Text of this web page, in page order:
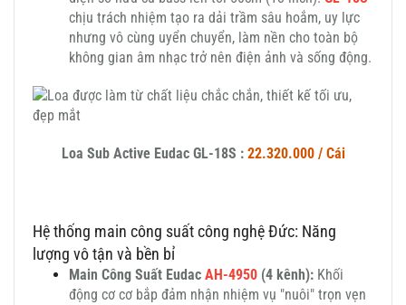
chịu trách nhiệm tạo ra dải trầm sâu hoắm, uy lực
nhưng vô cùng uyển chuyển, làm nền cho toàn bộ
không gian âm nhạc trở nên điện ảnh và sống động.
Loa Sub Active Eudac GL-18S : 22.320.000 / Cái
Hệ thống main công suất công nghệ Đức: Năng
lượng vô tận và bền bỉ
Main Công Suất Eudac AH-4950 (4 kênh): Khối
động cơ cơ bắp đảm nhận nhiệm vụ "nuôi" trọn vẹn